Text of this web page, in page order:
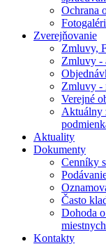
Ochrana
Zverejňovanie
Zmluvy,
Zmluvy -
Zmluvy -
Verejné
Aktuálny
Aktuality
Dokumenty
Cenníky
Často
Dohoda
Kontakty